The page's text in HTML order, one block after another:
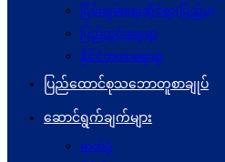
ငြိမ်းချမ်းရေးဆိုင်ရာ(ပြည်ပ)
ပြည်တွင်းရေးရာ
နိုင်ငံတကာရေးရာ
ပြည်ထောင်စုသဘောတူစာချုပ်
ဆောင်ရွက်ချက်များ
ဓာတ်ပုံ